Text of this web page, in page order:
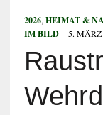
2026, HEIMAT &
IM BILD
5. MÄRZ